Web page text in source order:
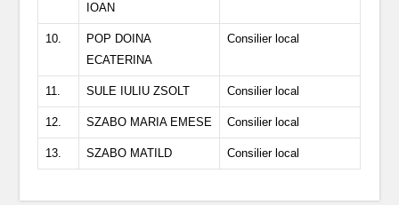
IOAN
10.
POP DOINA
ECATERINA
Consilier local
11. SULE IULIU ZSOLT Consilier local
12. SZABO MARIA EMESE Consilier local
13. SZABO MATILD Consilier local